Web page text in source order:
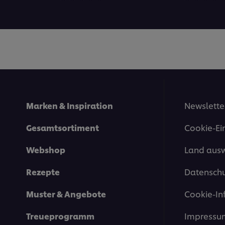
recipe
recipe
Marken & Inspiration
Gesamtsortiment
Webshop
Rezepte
Muster & Angebote
Treueprogramm
Cookie-
Land
Cookie-